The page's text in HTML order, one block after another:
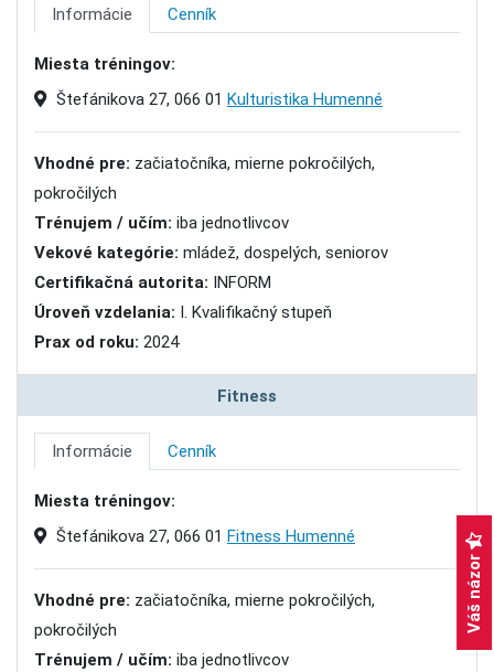
Informácie Cenník
Miesta tréningov:
Štefánikova 27, 066 01 Kulturistika Humenné
Vhodné pre: začiatočníka, mierne pokročilých,
pokročilých
Trénujem / učím: iba jednotlivcov
Vekové kategórie: mládež, dospelých, seniorov
Certifikačná autorita: INFORM
Úroveň vzdelania: I. Kvalifikačný stupeň
Prax od roku: 2024
Fitness
Informácie Cenník
Miesta tréningov:
Štefánikova 27, 066 01 Fitness Humenné
Vhodné pre: začiatočníka, mierne pokročilých,
pokročilých
Trénujem / učím: iba jednotlivcov
Váš názor